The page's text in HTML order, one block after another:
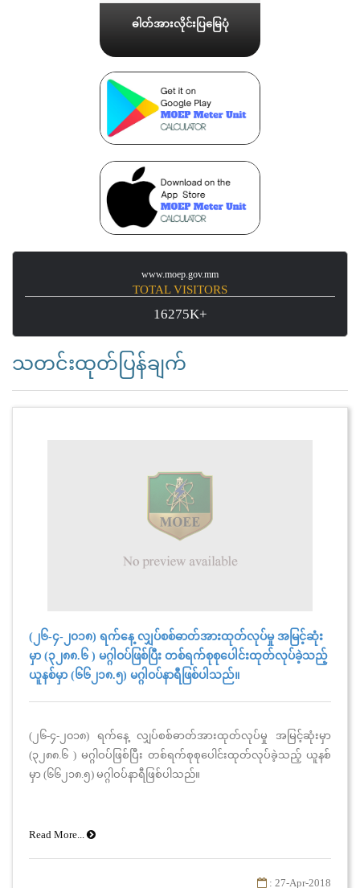
ဓါတ်အားလိုင်းပြမြေပုံ
www.moep.gov.mm
TOTAL VISITORS
16275K+
သတင်းထုတ်ပြန်ချက်
(၂၆-၄-၂၀၁၈) ရက်နေ့ လျှပ်စစ်ဓာတ်အားထုတ်လုပ်မှု အမြင့်ဆုံး
မှာ (၃၂၈၈.၆ ) မဂ္ဂါဝပ်ဖြစ်ပြီး တစ်ရက်စုစုပေါင်းထုတ်လုပ်ခဲ့သည့်
ယူနစ်မှာ (၆၆၂၁၈.၅) မဂ္ဂါဝပ်နာရီဖြစ်ပါသည်။
(၂၆-၄-၂၀၁၈) ရက်နေ့ လျှပ်စစ်ဓာတ်အားထုတ်လုပ်မှု အမြင့်ဆုံးမှာ
(၃၂၈၈.၆ ) မဂ္ဂါဝပ်ဖြစ်ပြီး တစ်ရက်စုစုပေါင်းထုတ်လုပ်ခဲ့သည့် ယူနစ်
မှာ (၆၆၂၁၈.၅) မဂ္ဂါဝပ်နာရီဖြစ်ပါသည်။
Read More...
: 27-Apr-2018